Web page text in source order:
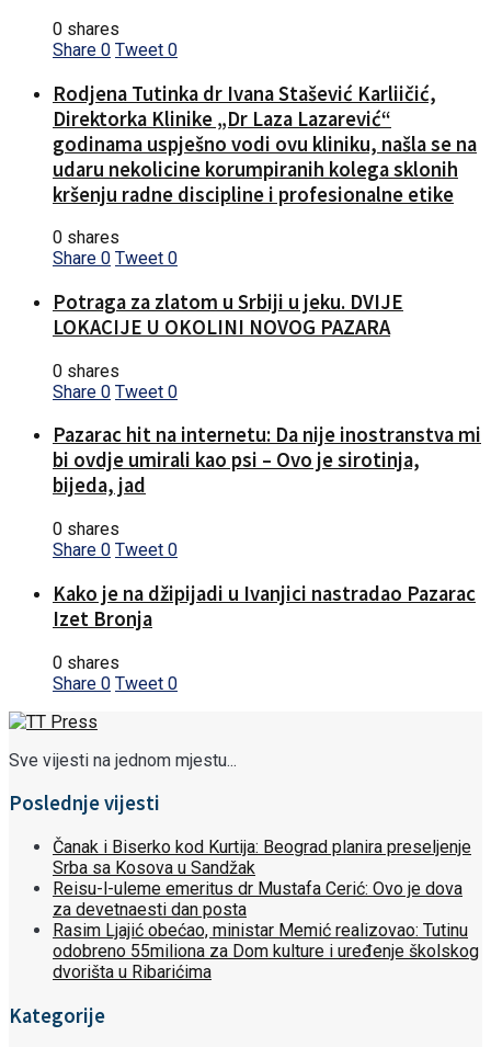
0 shares
Share 0 Tweet 0
Rodjena Tutinka dr Ivana Stašević Karliičić,
Direktorka Klinike „Dr Laza Lazarević“
godinama uspješno vodi ovu kliniku, našla se na
udaru nekolicine korumpiranih kolega sklonih
kršenju radne discipline i profesionalne etike
0 shares
Share 0 Tweet 0
Potraga za zlatom u Srbiji u jeku. DVIJE
LOKACIJE U OKOLINI NOVOG PAZARA
0 shares
Share 0 Tweet 0
Pazarac hit na internetu: Da nije inostranstva mi
bi ovdje umirali kao psi – Ovo je sirotinja,
bijeda, jad
0 shares
Share 0 Tweet 0
Kako je na džipijadi u Ivanjici nastradao Pazarac
Izet Bronja
0 shares
Share 0 Tweet 0
Sve vijesti na jednom mjestu...
Poslednje vijesti
Čanak i Biserko kod Kurtija: Beograd planira preseljenje
Srba sa Kosova u Sandžak
Reisu-l-uleme emeritus dr Mustafa Cerić: Ovo je dova
za devetnaesti dan posta
Rasim Ljajić obećao, ministar Memić realizovao: Tutinu
odobreno 55miliona za Dom kulture i uređenje školskog
dvorišta u Ribarićima
Kategorije